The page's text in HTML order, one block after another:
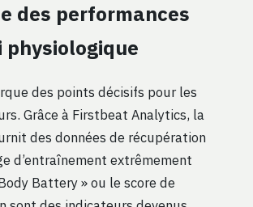
des performances
physiologique
des points décisifs pour les
Grâce à Firstbeat Analytics, la
des données de récupération
d’entraînement extrêmement
Battery » ou le score de